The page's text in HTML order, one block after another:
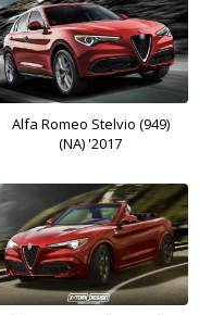
Alfa Romeo Stelvio (949)
(NA) '2017